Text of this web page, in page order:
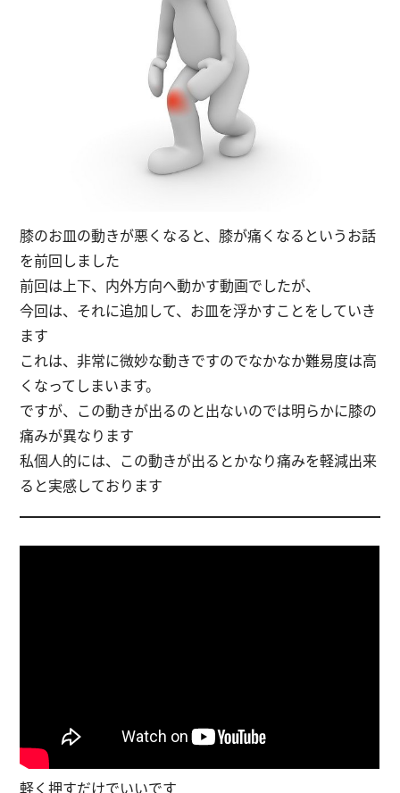
膝のお皿の動きが悪くなると、膝が痛くなるというお話
を前回しました
前回は上下、内外方向へ動かす動画でしたが、
今回は、それに追加して、お皿を浮かすことをしていき
ます
これは、非常に微妙な動きですのでなかなか難易度は高
くなってしまいます。
ですが、この動きが出るのと出ないのでは明らかに膝の
痛みが異なります
私個人的には、この動きが出るとかなり痛みを軽減出来
ると実感しております
軽く押すだけでいいです